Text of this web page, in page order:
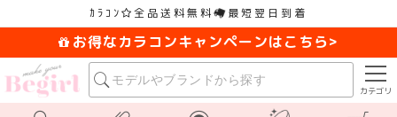
ｶﾗｺﾝ 全品送料無料 最短翌日到着
お得なカラコンキャンペーンはこちら>
カテゴリ